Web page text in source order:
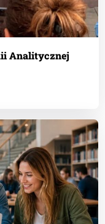
Analitycznej